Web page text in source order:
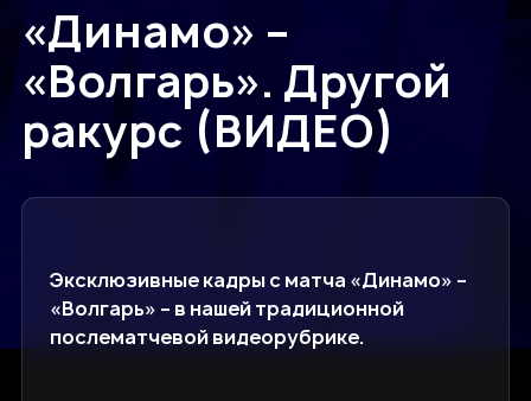
«Динамо» –
«Волгарь». Другой
ракурс (ВИДЕО)
Эксклюзивные кадры с матча «Динамо» –
«Волгарь» – в нашей традиционной
послематчевой видеорубрике.